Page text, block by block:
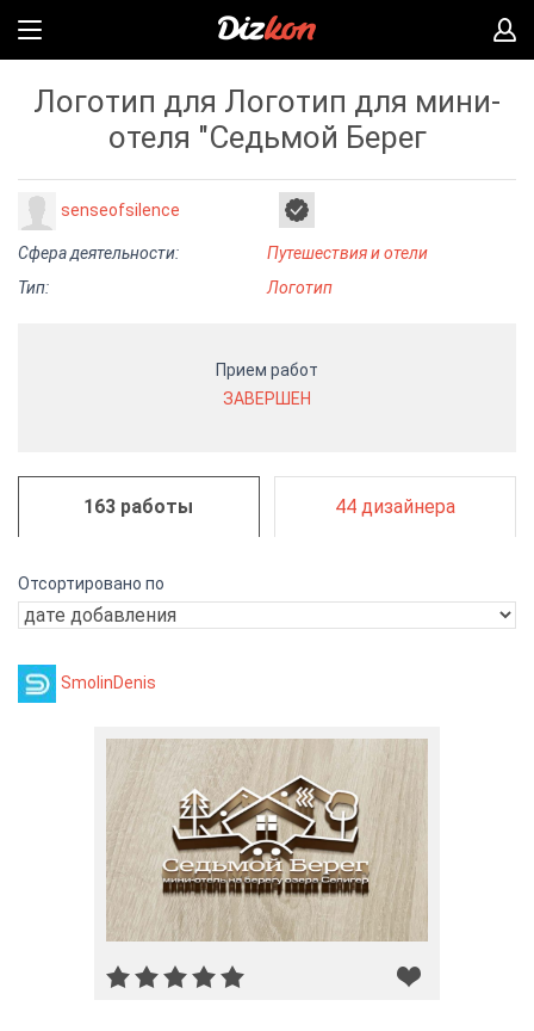
Логотип для Логотип для мини-
отеля "Седьмой Берег
senseofsilence
Сфера деятельности:
Путешествия и отели
Тип:
Логотип
Прием работ
ЗАВЕРШЕН
163 работы 44 дизайнера
Отсортировано по
SmolinDenis